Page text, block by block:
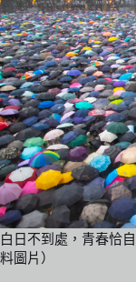
白日不到處，青春恰
料圖片）